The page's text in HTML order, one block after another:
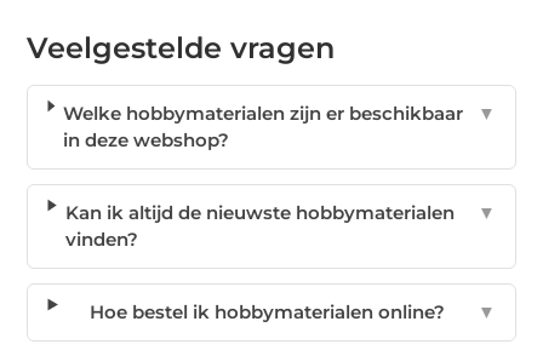
Veelgestelde vragen
Welke hobbymaterialen zijn er beschikbaar
in deze webshop?
▼
Kan ik altijd de nieuwste hobbymaterialen
vinden?
▼
Hoe bestel ik hobbymaterialen online? ▼